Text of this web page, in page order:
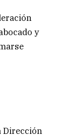
y
Dirección